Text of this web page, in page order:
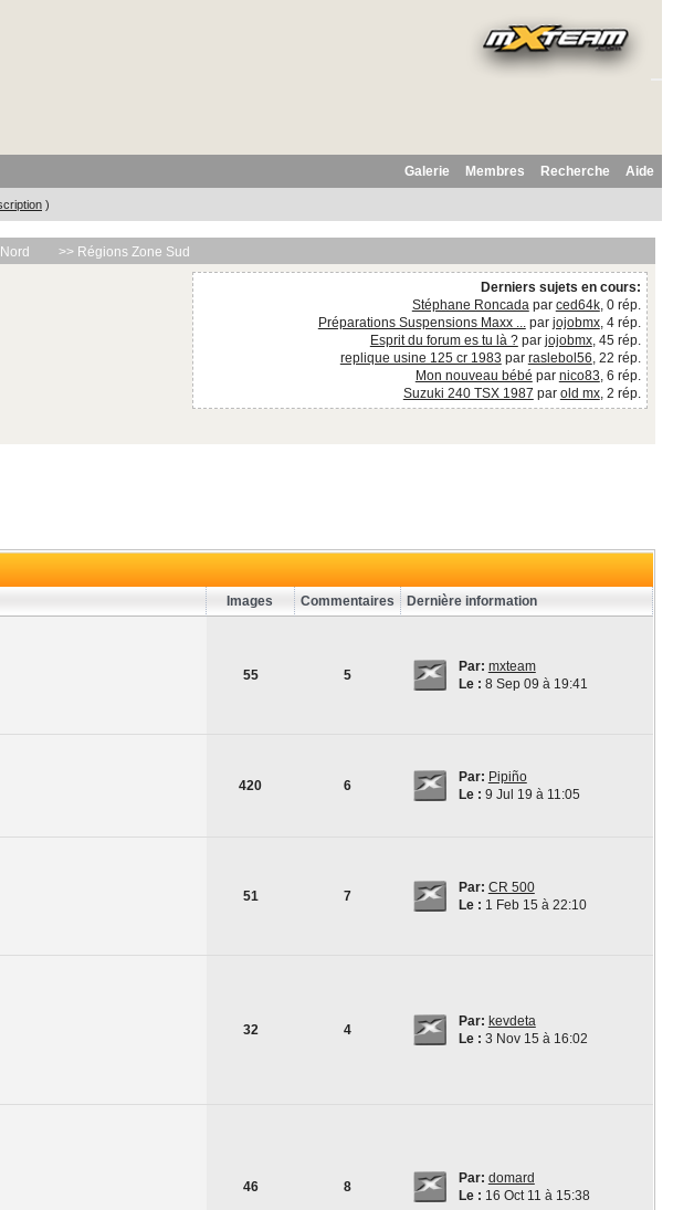
Aide
Recherche
Membres
Galerie
)
>> Régions Zone Sud
Derniers sujets en cours:
Stéphane Roncadapar ced64k, 0 rép.
Préparations Suspensions Maxx ...par jojobmx, 4 rép.
Esprit du forum es tu là ?par jojobmx, 45 rép.
replique usine 125 cr 1983 par raslebol56, 22 rép.
Mon nouveau bébé par nico83, 6 rép.
Suzuki 240 TSX 1987 par old mx, 2 rép.
Images Commentaires Dernière information
55 5
Par: mxteam
Le : 8 Sep 09 à 19:41
420 6
Par: Pipiño
Le : 9 Jul 19 à 11:05
51 7
Par: CR 500
Le : 1 Feb 15 à 22:10
32 4
Par: kevdeta
Le : 3 Nov 15 à 16:02
46 8
Par: domard
Le : 16 Oct 11 à 15:38